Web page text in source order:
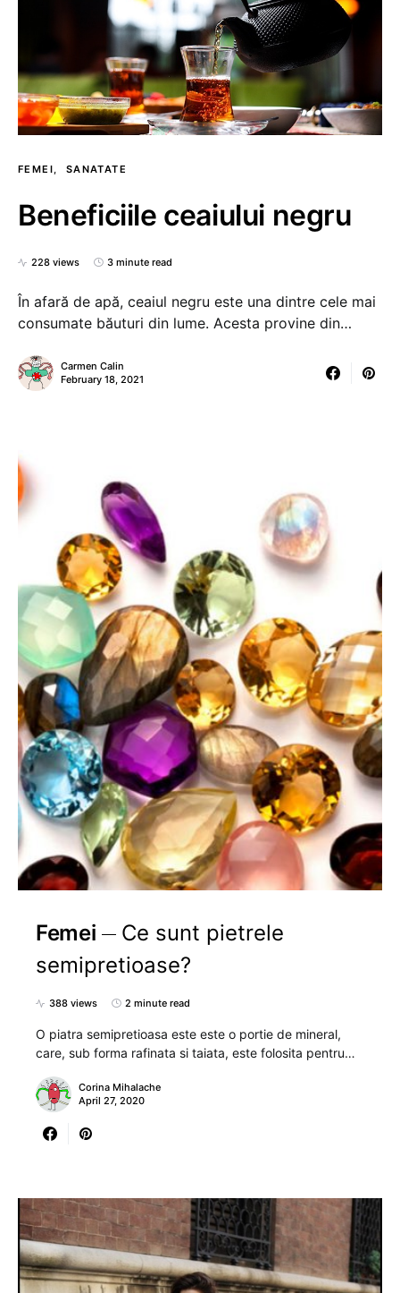
FEMEI SANATATE
Beneficiile ceaiului negru
228 views 3 minute read
În afară de apă, ceaiul negru este una dintre cele mai
consumate băuturi din lume. Acesta provine din…
Carmen Calin
February 18, 2021
Femei
Ce sunt pietrele
semipretioase?
388 views 2 minute read
O piatra semipretioasa este este o portie de mineral,
care, sub forma rafinata si taiata, este folosita pentru…
Corina Mihalache
April 27, 2020